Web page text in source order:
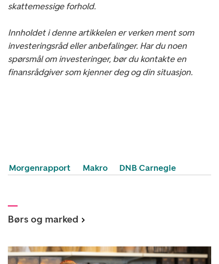
skattemessige forhold.
Innholdet i denne artikkelen er verken ment som
investeringsråd eller anbefalinger. Har du noen
spørsmål om investeringer, bør du kontakte en
finansrådgiver som kjenner deg og din situasjon.
Morgenrapport Makro DNB Carnegie
Børs og marked